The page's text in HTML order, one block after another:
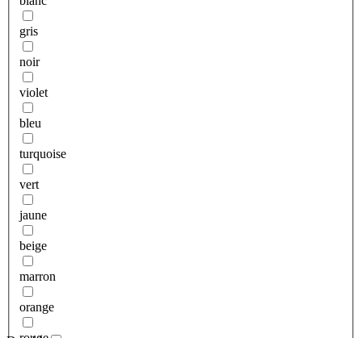
gris
noir
violet
bleu
turquoise
vert
jaune
beige
marron
orange